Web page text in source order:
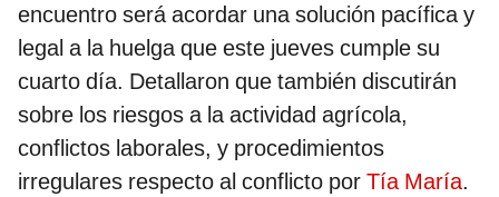
encuentro será acordar una solución pacífica y
legal a la huelga que este jueves cumple su
cuarto día. Detallaron que también discutirán
sobre los riesgos a la actividad agrícola,
conflictos laborales, y procedimientos
irregulares respecto al conflicto por Tía María.